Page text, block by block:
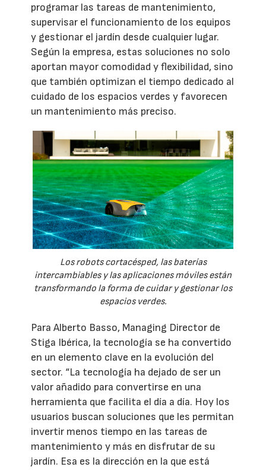
programar las tareas de mantenimiento,
supervisar el funcionamiento de los equipos
y gestionar el jardín desde cualquier lugar.
Según la empresa, estas soluciones no solo
aportan mayor comodidad y flexibilidad, sino
que también optimizan el tiempo dedicado al
cuidado de los espacios verdes y favorecen
un mantenimiento más preciso.
Los robots cortacésped, las baterías
intercambiables y las aplicaciones móviles están
transformando la forma de cuidar y gestionar los
espacios verdes.
Para Alberto Basso, Managing Director de
Stiga Ibérica, la tecnología se ha convertido
en un elemento clave en la evolución del
sector. “La tecnología ha dejado de ser un
valor añadido para convertirse en una
herramienta que facilita el día a día. Hoy los
usuarios buscan soluciones que les permitan
invertir menos tiempo en las tareas de
mantenimiento y más en disfrutar de su
jardín. Esa es la dirección en la que está